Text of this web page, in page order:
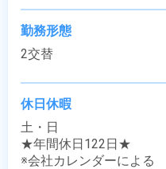
勤務形態
2交替
休日休暇
土・日
★年間休日122日★
※会社カレンダーによる